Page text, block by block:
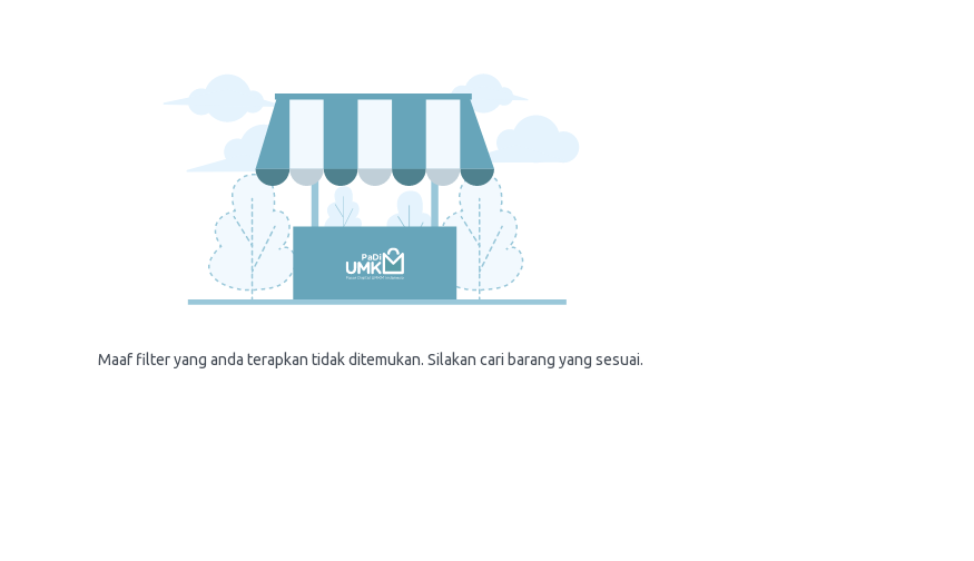
Maaf filter yang anda terapkan tidak ditemukan. Silakan cari barang yang sesuai.